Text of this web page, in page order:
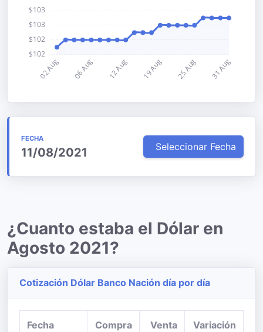
FECHA
11/08/2021 Seleccionar Fecha
¿Cuanto estaba el Dólar en
Agosto 2021?
Cotización Dólar Banco Nación día por día
Fecha Compra Venta Variación